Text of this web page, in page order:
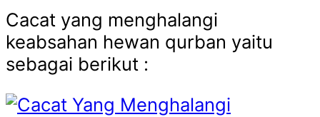
Cacat yang menghalangi
keabsahan hewan qurban yaitu
sebagai berikut :